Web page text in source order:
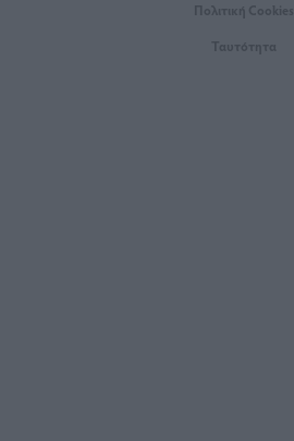
Πολιτική Cookies
Ταυτότητα